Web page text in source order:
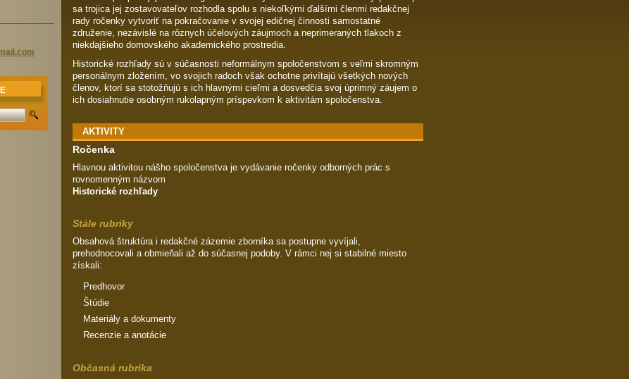
sa trojica jej zostavovateľov rozhodla spolu s niekoľkými ďalšími členmi redakčnej
rady ročenky vytvoriť na pokračovanie v svojej edičnej činnosti samostatné
združenie, nezávislé na rôznych účelových záujmoch a neprimeraných tlakoch z
niekdajšieho domovského akademického prostredia.
Historické rozhľady sú v súčasnosti neformálnym spoločenstvom s veľmi skromným
personálnym zložením, vo svojich radoch však ochotne privítajú všetkých nových
členov, ktorí sa stotožňujú s ich hlavnými cieľmi a dosvedčia svoj úprimný záujem o
ich dosiahnutie osobným rukolapným príspevkom k aktivitám spoločenstva.
AKTIVITY
Ročenka
Hlavnou aktivitou nášho spoločenstva je vydávanie ročenky odborných prác s
rovnomenným názvom
Historické rozhľady
Stále rubriky
Obsahová štruktúra i redakčné zázemie zborníka sa postupne vyvíjali,
prehodnocovali a obmieňali až do súčasnej podoby. V rámci nej si stabilné miesto
získali:
Predhovor
Štúdie
Materiály a dokumenty
Recenzie a anotácie
Občasná rubrika
l.com